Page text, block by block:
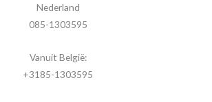
Nederland
085-1303595
Vanuit België:
+3185-1303595